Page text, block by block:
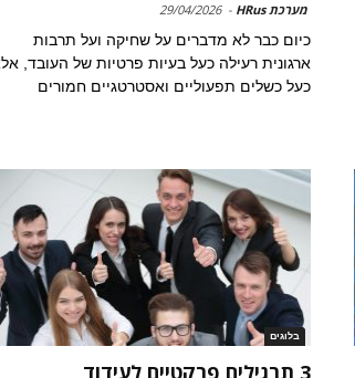
מערכת HRus -
29/04/2026
כיום כבר לא מדברים על שחיקה ועל תרבות
ארגונית רעילה כעל בעיות פרטיות של העובד,
כעל כשלים תפעוליים ואסטרטגיים חמורים
בלוגים
3 תרגילים פרקטיים לעידוד